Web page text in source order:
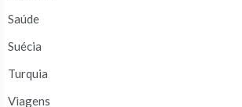
Saúde
Suécia
Turquia
Viagens